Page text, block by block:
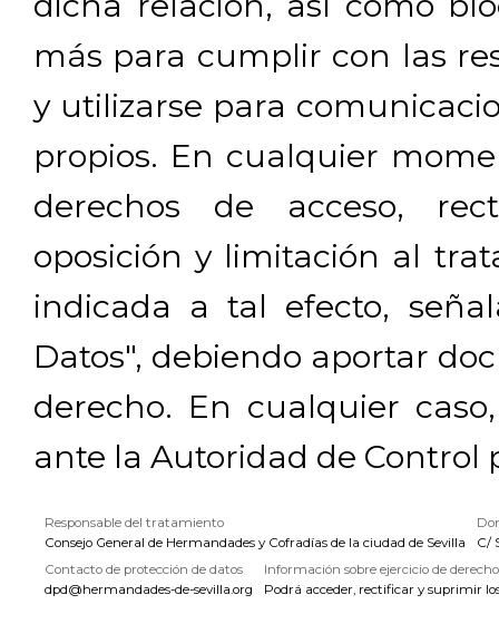
más para cumplir con las
y utilizarse para
propios. En cualquier
derechos de acceso,
oposición y limitación al
indicada a tal efecto,
Datos", debiendo aportar
derecho. En cualquier
ante la Autoridad de Control
Responsable del tratamiento
Consejo General de Hermandades y Cofradías de la ciudad de Sevilla
C/
Contacto de protección de datos
dpd@hermandades-de-sevilla.org
Información sobre ejercicio de
Podrá acceder, rectificar y suprimir